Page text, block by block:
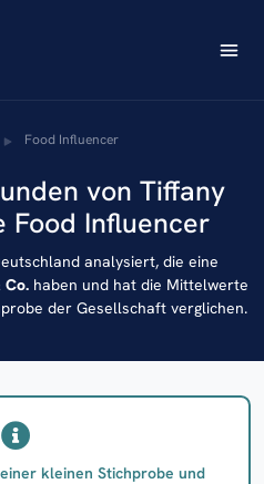
Food Influencer
von Tiffany
Food Influencer
analysiert, die eine
Co. haben und hat die Mittelwerte
der Gesellschaft verglichen.
kleinen Stichprobe und